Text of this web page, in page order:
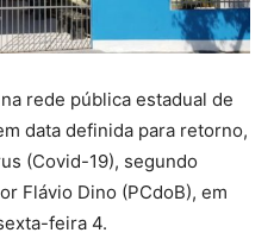
rede pública estadual de
data definida para retorno,
(Covid-19), segundo
Flávio Dino (PCdoB), em
feira 4.